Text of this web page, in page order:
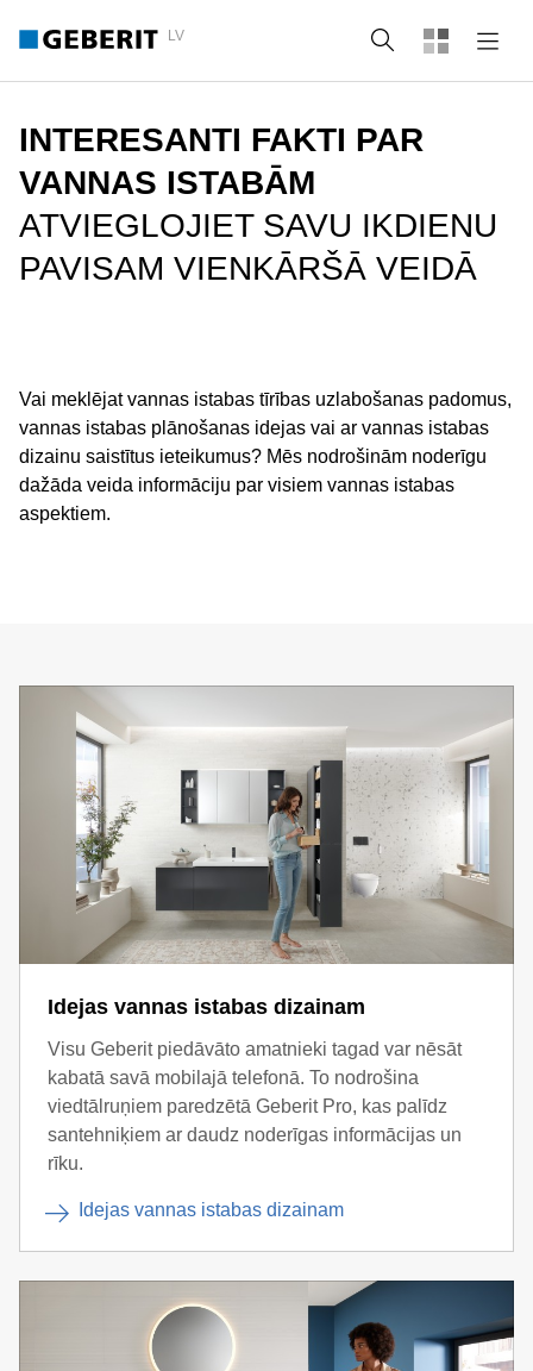
LV Meklēt
INTERESANTI FAKTI PAR
VANNAS ISTABĀM
ATVIEGLOJIET SAVU IKDIENU
PAVISAM VIENKĀRŠĀ VEIDĀ
Vai meklējat vannas istabas tīrības uzlabošanas padomus,
vannas istabas plānošanas idejas vai ar vannas istabas
dizainu saistītus ieteikumus? Mēs nodrošinām noderīgu
dažāda veida informāciju par visiem vannas istabas
aspektiem.
Idejas vannas istabas dizainam
Visu Geberit piedāvāto amatnieki tagad var nēsāt
kabatā savā mobilajā telefonā. To nodrošina
viedtālruņiem paredzētā Geberit Pro, kas palīdz
santehniķiem ar daudz noderīgas informācijas un
rīku.
Idejas vannas istabas dizainam